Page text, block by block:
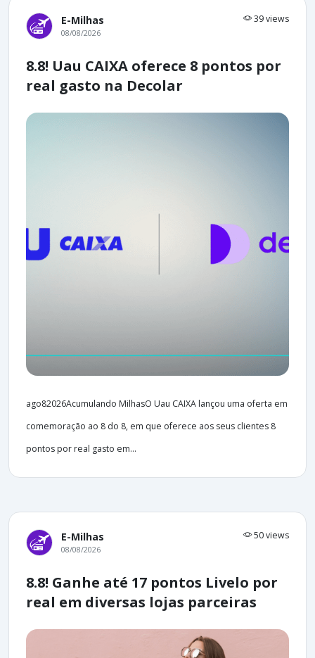
E-Milhas 39 views
08/08/2026
8.8! Uau CAIXA oferece 8 pontos por
real gasto na Decolar
ago82026Acumulando MilhasO Uau CAIXA lançou uma oferta em
comemoração ao 8 do 8, em que oferece aos seus clientes 8
pontos por real gasto em...
E-Milhas 50 views
08/08/2026
8.8! Ganhe até 17 pontos Livelo por
real em diversas lojas parceiras